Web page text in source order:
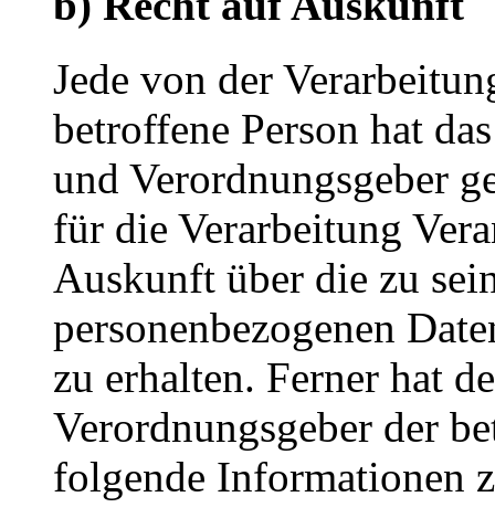
Jede von der
betroffene Person hat
und Verordnungsgeber
für die Verarbeitung
Auskunft über die zu
personenbezogenen
zu erhalten. Ferner hat
Verordnungsgeber der
folgende Informationen